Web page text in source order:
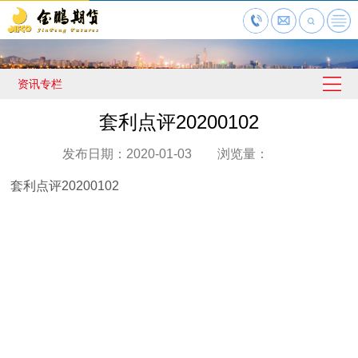
资讯专栏
套利点评20200102
发布日期：2020-01-03 浏览量：
套利点评20200102